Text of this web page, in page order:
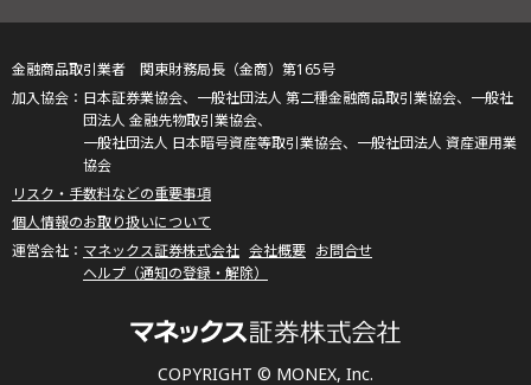
COPYRIGHT © MONEX, Inc.
金融商品取引業者 関東財務局長（金商）第165号
日本証券業協会、一般社団法人 第二種金融商品取引業協会、一般社
団法人 金融先物取引業協会、
一般社団法人 日本暗号資産等取引業協会、一般社団法人 資産運用業
協会
リスク・手数料などの重要事項
個人情報のお取り扱いについて
マネックス証券株式会社 会社概要 お問合せ
ヘルプ（通知の登録・解除）